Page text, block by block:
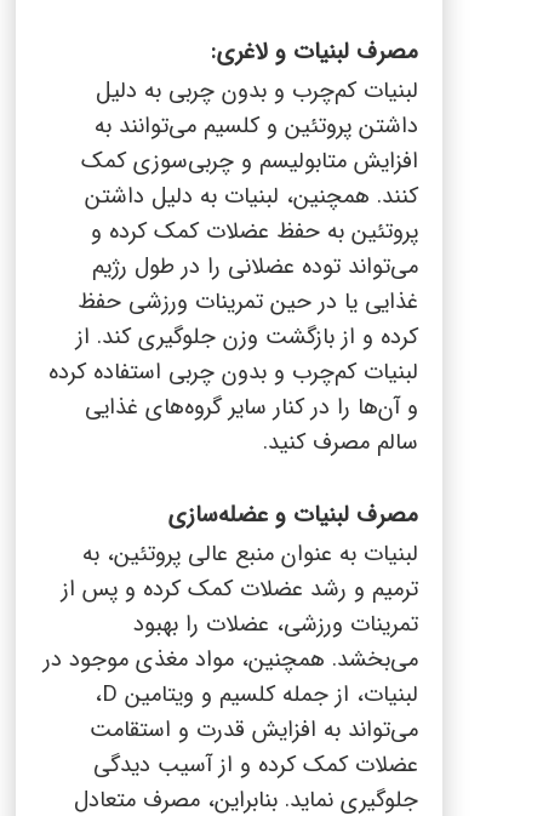
مصرف لبنیات و لاغری:
لبنیات کم‌چرب و بدون چربی به دلیل
داشتن پروتئین و کلسیم می‌توانند به
افزایش متابولیسم و چربی‌سوزی کمک
کنند. همچنین، لبنیات به دلیل داشتن
پروتئین به حفظ عضلات کمک کرده و
می‌تواند توده عضلانی را در طول رژیم
غذایی یا در حین تمرینات ورزشی حفظ
کرده و از بازگشت وزن جلوگیری کند. از
لبنیات کم‌چرب و بدون چربی استفاده کرده
و آن‌ها را در کنار سایر گروه‌های غذایی
سالم مصرف کنید.
مصرف لبنیات و عضله‌سازی
لبنیات به عنوان منبع عالی پروتئین، به
ترمیم و رشد عضلات کمک کرده و پس از
تمرینات ورزشی، عضلات را بهبود
می‌بخشد. همچنین، مواد مغذی موجود در
لبنیات، از جمله کلسیم و ویتامین D،
می‌تواند به افزایش قدرت و استقامت
عضلات کمک کرده و از آسیب دیدگی
جلوگیری نماید. بنابراین، مصرف متعادل